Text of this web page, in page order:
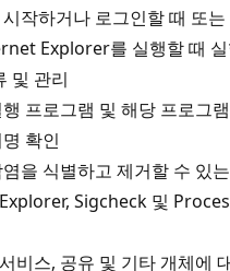
시작하거나 로그인할 때 또
Explorer를 실행할 때
및 관리
프로그램 및 해당 프로그
확인
을 식별하고 제거할 수 있
Sigcheck 및
비스, 공유 및 기타 개체에